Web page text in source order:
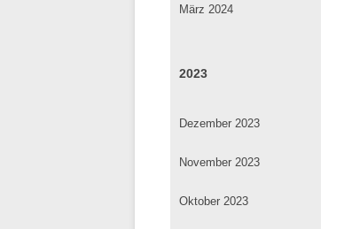
März 2024
2023
Dezember 2023
November 2023
Oktober 2023